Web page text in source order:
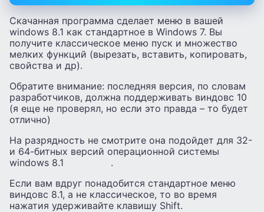
Скачанная программа сделает меню в вашей
windows 8.1 как стандартное в Windows 7. Вы
получите классическое меню пуск и множество
мелких функций (вырезать, вставить, копировать,
свойства и др).
Обратите внимание: последняя версия, по словам
разработчиков, должна поддерживать виндовс 10
(я еще не проверял, но если это правда – то будет
отлично)
На разрядность не смотрите она подойдет для 32-
и 64-битных версий операционной системы
windows 8.1 .
Если вам вдруг понадобится стандартное меню
виндовс 8.1, а не классическое, то во время
нажатия удерживайте клавишу Shift.